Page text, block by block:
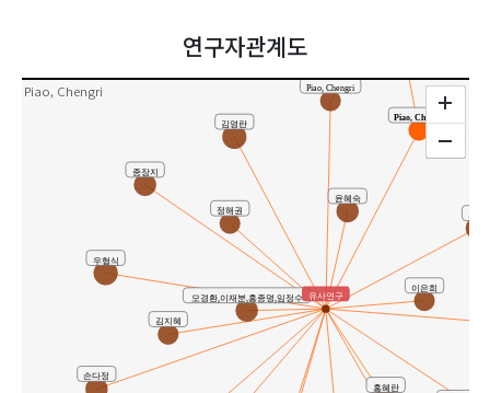
연구자관계도
Piao, Chengri Piao, Chengri
김영란
김지혜
모경환,이재분,홍종명,임정수
손다정
우형식
윤혜숙
이은희
정해권
종장지
홍혜란
Piao, Chengri
유사연구